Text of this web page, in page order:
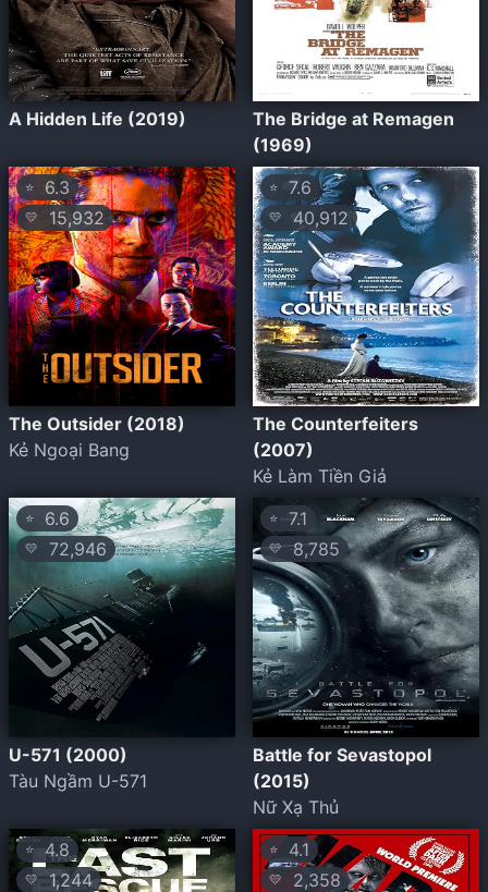
A Hidden Life (2019)
The Bridge at Remagen
(1969)
⭐ 6.3
💛 15,932
The Outsider (2018)
Kẻ Ngoại Bang
⭐ 7.6
💛 40,912
The Counterfeiters
(2007)
Kẻ Làm Tiền Giả
⭐ 6.6
💛 72,946
U-571 (2000)
Tàu Ngầm U-571
⭐ 7.1
💛 8,785
Battle for Sevastopol
(2015)
Nữ Xạ Thủ
⭐ 4.8
💛 1,244
⭐ 4.1
💛 2,358